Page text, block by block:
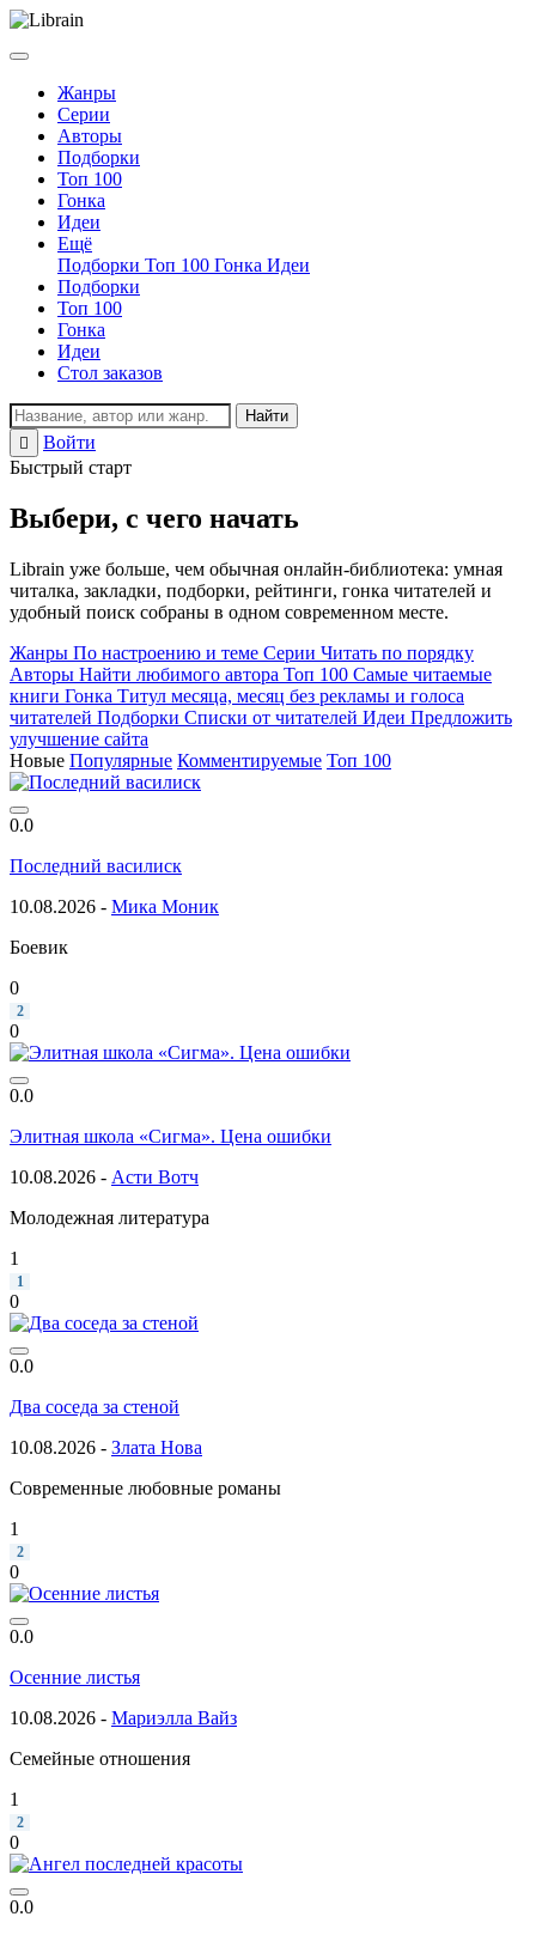
Жанры
Серии
Авторы
Подборки
Топ 100
Гонка
Идеи
Ещё
Подборки Топ 100 Гонка Идеи
Подборки
Топ 100
Гонка
Идеи
Стол заказов
Найти
Войти
Быстрый старт
Выбери, с чего начать
Librain уже больше, чем обычная онлайн-библиотека: умная
читалка, закладки, подборки, рейтинги, гонка читателей и
удобный поиск собраны в одном современном месте.
Жанры По настроению и теме Серии Читать по порядку
Авторы Найти любимого автора Топ 100 Самые читаемые
книги Гонка Титул месяца, месяц без рекламы и голоса
читателей Подборки Списки от читателей Идеи Предложить
улучшение сайта
Новые Популярные Комментируемые Топ 100
0.0
Последний василиск
10.08.2026 - Мика Моник
Боевик
0
2
0
0.0
Элитная школа «Сигма». Цена ошибки
10.08.2026 - Асти Вотч
Молодежная литература
1
1
0
0.0
Два соседа за стеной
10.08.2026 - Злата Нова
Современные любовные романы
1
2
0
0.0
Осенние листья
10.08.2026 - Мариэлла Вайз
Семейные отношения
1
2
0
0.0